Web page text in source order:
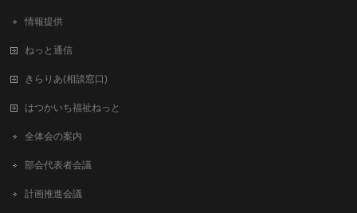
情報提供
ねっと通信
きらりあ(相談窓口)
はつかいち福祉ねっと
全体会の案内
部会代表者会議
計画推進会議